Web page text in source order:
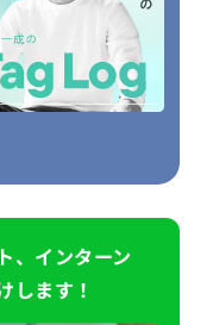
、インターン
します！